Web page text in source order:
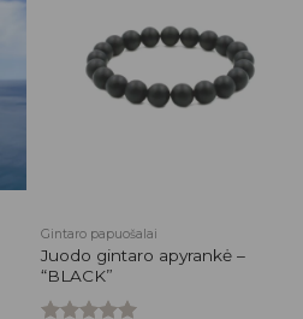
patikusios
prekės
Gintaro papuošalai
Juodo gintaro apyrankė –
“BLACK”